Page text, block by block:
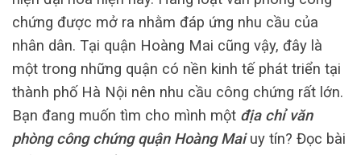
chứng được mở ra nhằm đáp ứng nhu cầu của
nhân dân. Tại quận Hoàng Mai cũng vậy, đây là
một trong những quận có nền kinh tế phát triển tại
thành phố Hà Nội nên nhu cầu công chứng rất lớn.
Bạn đang muốn tìm cho mình một địa chỉ văn
phòng công chứng quận Hoàng Maiuy tín? Đọc bài